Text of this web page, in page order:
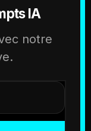
IA
notre